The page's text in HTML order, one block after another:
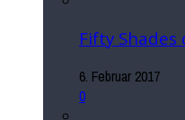
Fifty Shades
6. Februar 2017
0